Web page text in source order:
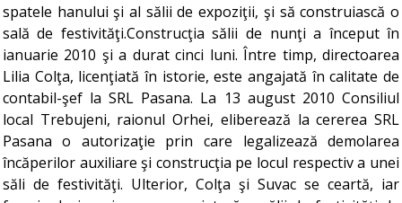
spatele hanului şi al sălii de expoziţii, şi să construiască o
sală de festivităţi.Construcţia sălii de nunţi a început în
ianuarie 2010 şi a durat cinci luni. Între timp, directoarea
Lilia Colţa, licenţiată în istorie, este angajată în calitate de
contabil-şef la SRL Pasana. La 13 august 2010 Consiliul
local Trebujeni, raionul Orhei, eliberează la cererea SRL
Pasana o autorizaţie prin care legalizează demolarea
încăperilor auxiliare şi construcţia pe locul respectiv a unei
săli de festivităţi. Ulterior, Colţa şi Suvac se ceartă, iar